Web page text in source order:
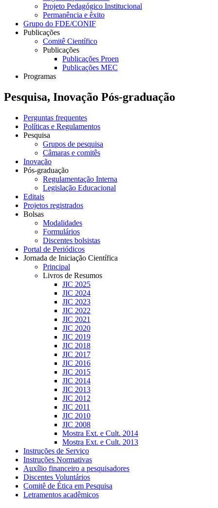
Projeto Pedagógico Institucional
Permanência e êxito
Grupo do FDE/CONIF
Publicações
Comitê Científico
Publicações
Publicações Proen
Publicações MEC
Programas
Pesquisa, Inovação Pós-graduação
Perguntas frequentes
Políticas e Regulamentos
Pesquisa
Grupos de pesquisa
Câmaras e comitês
Inovação
Pós-graduação
Regulamentação Interna
Legislação Educacional
Editais
Projetos registrados
Bolsas
Modalidades
Formulários
Discentes bolsistas
Portal de Periódicos
Jornada de Iniciação Científica
Principal
Livros de Resumos
JIC 2025
JIC 2024
JIC 2023
JIC 2022
JIC 2021
JIC 2020
JIC 2019
JIC 2018
JIC 2017
JIC 2016
JIC 2015
JIC 2014
JIC 2013
JIC 2012
JIC 2011
JIC 2010
JIC 2008
Mostra Ext. e Cult. 2014
Mostra Ext. e Cult. 2013
Instruções de Serviço
Instruções Normativas
Auxílio financeiro a pesquisadores
Discentes Voluntários
Comitê de Ética em Pesquisa
Letramentos acadêmicos